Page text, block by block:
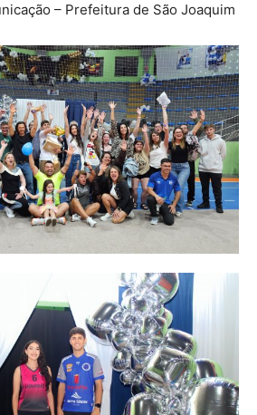
– Prefeitura de São Joaquim